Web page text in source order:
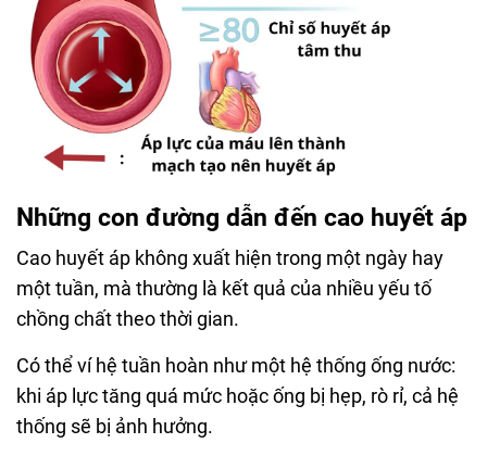
Những con đường dẫn đến cao huyết áp
Cao huyết áp không xuất hiện trong một ngày hay
một tuần, mà thường là kết quả của nhiều yếu tố
chồng chất theo thời gian.
Có thể ví hệ tuần hoàn như một hệ thống ống nước:
khi áp lực tăng quá mức hoặc ống bị hẹp, rò rỉ, cả hệ
thống sẽ bị ảnh hưởng.